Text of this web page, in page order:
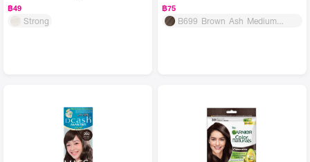
฿49
Strong
฿75
B699 Brown Ash Medium